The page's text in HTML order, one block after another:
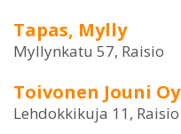
Tapas, Mylly
Myllynkatu 57, Raisio
Toivonen Jouni Oy
Lehdokkikuja 11, Raisio